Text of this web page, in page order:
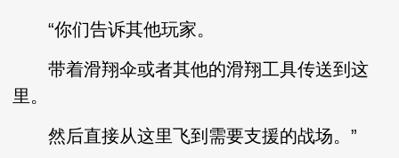
“你们告诉其他玩家。
带着滑翔伞或者其他的滑翔工具传送到这
里。
然后直接从这里飞到需要支援的战场。”